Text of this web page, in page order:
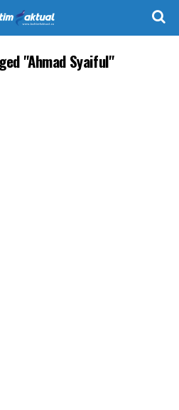
"Ahmad Syaiful"